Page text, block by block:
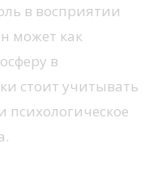
в восприятии
может как
в
стоит учитывать
психологическое